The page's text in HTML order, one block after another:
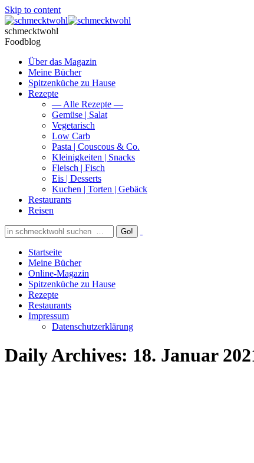
Skip to content
schmecktwohl
Foodblog
Über das Magazin
Meine Bücher
Spitzenküche zu Hause
Rezepte
— Alle Rezepte —
Gemüse | Salat
Vegetarisch
Low Carb
Pasta | Couscous & Co.
Kleinigkeiten | Snacks
Fleisch | Fisch
Eis | Desserts
Kuchen | Torten | Gebäck
Restaurants
Reisen
Startseite
Meine Bücher
Online-Magazin
Spitzenküche zu Hause
Rezepte
Restaurants
Impressum
Datenschutzerklärung
Daily Archives: 18. Januar